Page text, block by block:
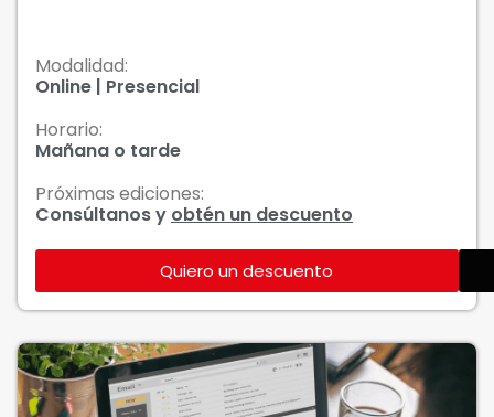
Modalidad:
Online | Presencial
Horario:
Mañana o tarde
Próximas ediciones:
Consúltanos y obtén un descuento
Quiero un descuento